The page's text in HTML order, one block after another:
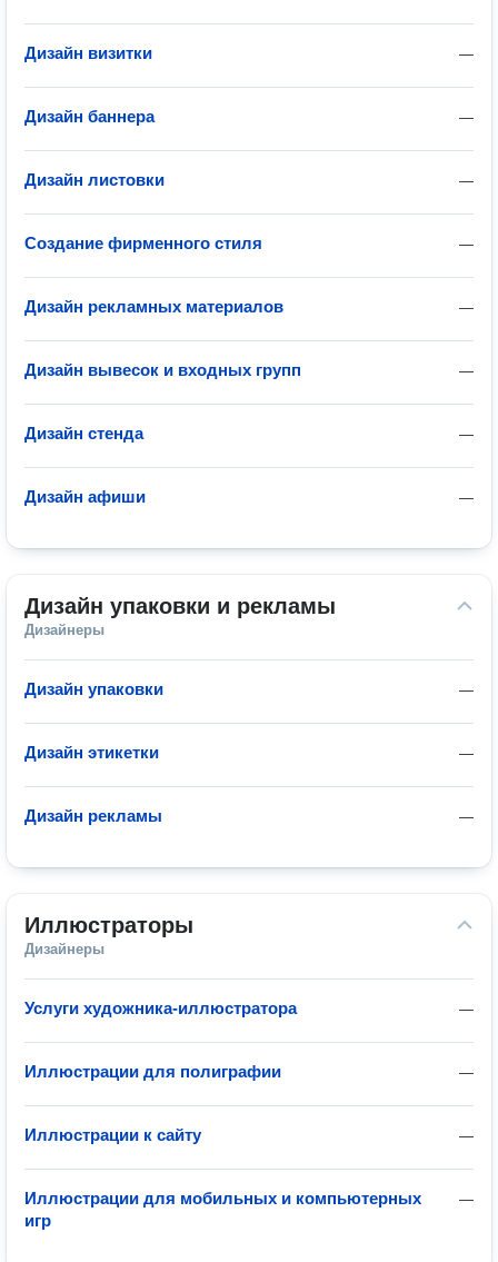
—
Дизайн визитки
—
Дизайн баннера
—
Дизайн листовки
—
Создание фирменного стиля
—
Дизайн рекламных материалов
—
Дизайн вывесок и входных групп
—
Дизайн стенда
—
Дизайн афиши
Дизайн упаковки и рекламы
Дизайнеры
—
Дизайн упаковки
—
Дизайн этикетки
—
Дизайн рекламы
Иллюстраторы
Дизайнеры
—
Услуги художника-иллюстратора
—
Иллюстрации для полиграфии
—
Иллюстрации к сайту
—
Иллюстрации для мобильных и компьютерных
игр